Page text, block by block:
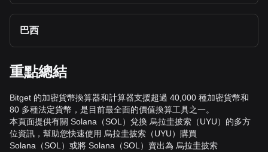
巴西
重點總結
Bitget 的加密貨幣換算器和計算器支援超過 40,000 種加密貨幣和
80 多種法定貨幣，是目前最全面的價值換算工具之一。
本頁面提供有關 Solana（SOL）兌換 烏拉圭披索（UYU）的多方
位資訊，幫助您快速使用 烏拉圭披索（UYU）購買
Solana（SOL）或將 Solana（SOL）賣出為 烏拉圭披索